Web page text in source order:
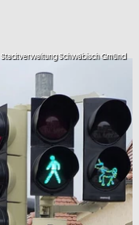
Stadtverwaltung Schwäbisch Gmünd